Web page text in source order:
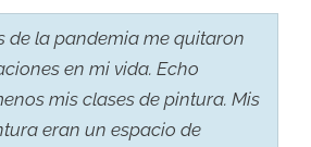
de la pandemia me quitaron
en mi vida. Echo
mis clases de pintura. Mis
eran un espacio de